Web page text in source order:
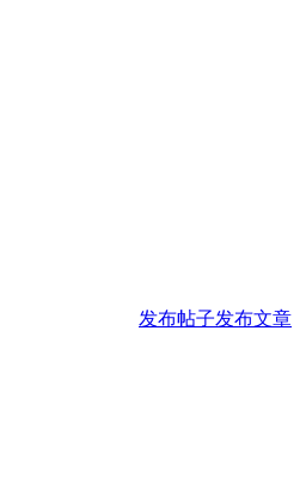
发布帖子发布文章